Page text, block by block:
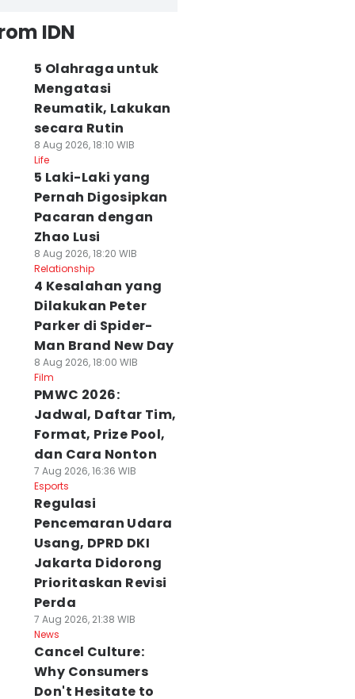
IDN
5 Olahraga untuk
Mengatasi
Reumatik, Lakukan
secara Rutin
8 Aug 2026, 18:10 WIB
Life
5 Laki-Laki yang
Pernah Digosipkan
Pacaran dengan
Zhao Lusi
8 Aug 2026, 18:20 WIB
Relationship
4 Kesalahan yang
Dilakukan Peter
Parker di Spider-
Man Brand New Day
8 Aug 2026, 18:00 WIB
Film
PMWC 2026:
Jadwal, Daftar Tim,
Format, Prize Pool,
dan Cara Nonton
7 Aug 2026, 16:36 WIB
Esports
Regulasi
Pencemaran Udara
Usang, DPRD DKI
Jakarta Didorong
Prioritaskan Revisi
Perda
7 Aug 2026, 21:38 WIB
News
Cancel Culture:
Why Consumers
Don't Hesitate to